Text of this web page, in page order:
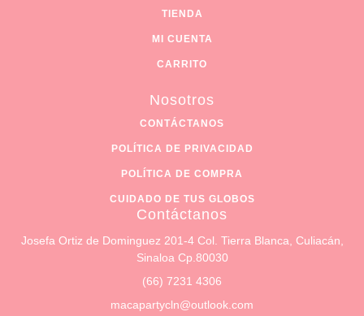
TIENDA
MI CUENTA
CARRITO
Nosotros
CONTÁCTANOS
POLÍTICA DE PRIVACIDAD
POLÍTICA DE COMPRA
CUIDADO DE TUS GLOBOS
Contáctanos
Josefa Ortiz de Dominguez 201-4 Col. Tierra Blanca, Culiacán,
Sinaloa Cp.80030
(66) 7231 4306
macapartycln@outlook.com